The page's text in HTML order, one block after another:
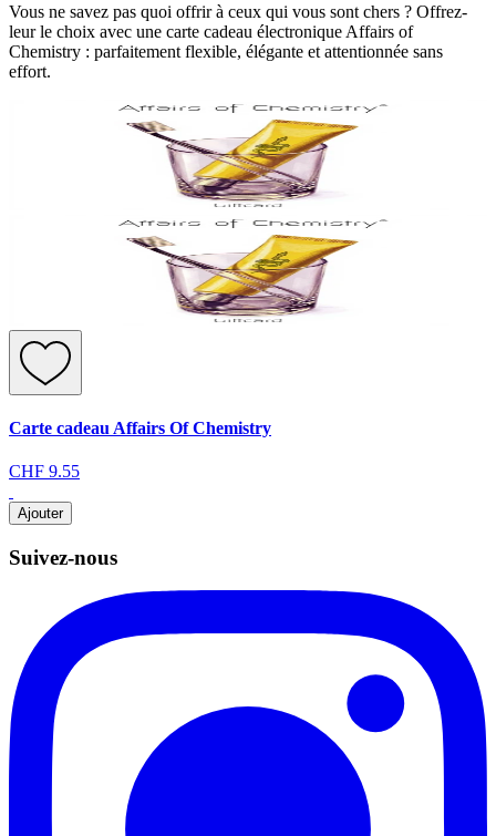
Vous ne savez pas quoi offrir à ceux qui vous sont chers ? Offrez-
leur le choix avec une carte cadeau électronique Affairs of
Chemistry : parfaitement flexible, élégante et attentionnée sans
effort.
Carte cadeau Affairs Of Chemistry
CHF 9.55
Ajouter
Suivez-nous